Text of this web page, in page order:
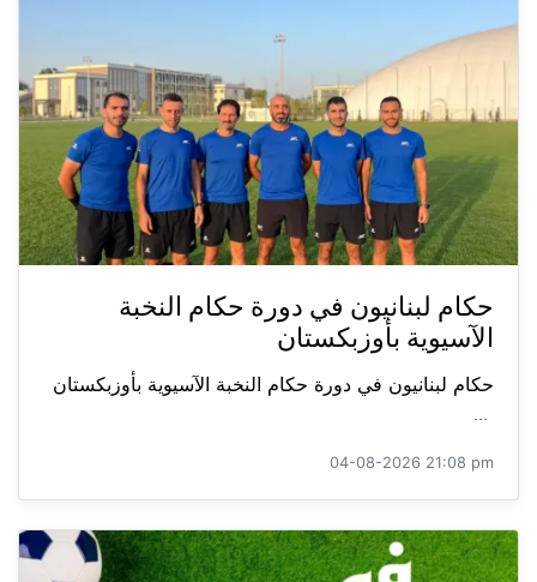
حكام لبنانيون في دورة حكام النخبة
الآسيوية بأوزبكستان
حكام لبنانيون في دورة حكام النخبة الآسيوية بأوزبكستان
...
04-08-2026 21:08 pm